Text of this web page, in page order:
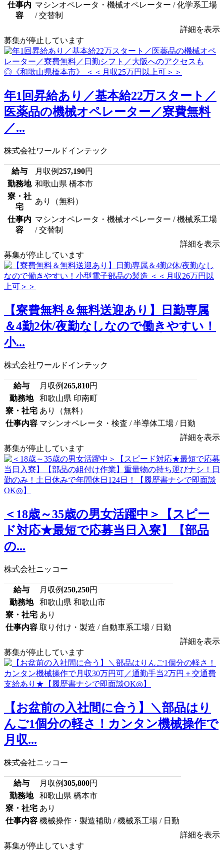
仕事内
容
マシンオペレータ・機械オペレーター / 化学系工場
/ 交替制
詳細を表示
募集が停止しています
年1回昇給あり／基本給22万スタート／
医薬品の機械オペレーター／寮費無料
／...
株式会社ワールドインテック
給与 月収例257,190円
勤務地 和歌山県 橋本市
寮・社
宅
あり（無料）
仕事内
容
マシンオペレータ・機械オペレーター / 機械系工場
/ 交替制
詳細を表示
募集が停止しています
【寮費無料＆無料送迎あり】日勤専属
＆4勤2休/夜勤なしなので働きやすい！
小...
株式会社ワールドインテック
給与 月収例265,810円
勤務地
和歌山県 印南町
寮・社宅 あり（無料）
仕事内容 マシンオペレータ・検査 / 半導体工場 / 日勤
詳細を表示
募集が停止しています
＜18歳～35歳の男女活躍中＞【スピー
ド対応★最短で応募当日入寮】【部品
の...
株式会社ニッコー
給与 月収例250,250円
勤務地
和歌山県 和歌山市
寮・社宅 あり
仕事内容 取り付け・製造 / 自動車系工場 / 日勤
詳細を表示
募集が停止しています
【お盆前の入社間に合う】＼部品はり
んご1個分の軽さ！カンタン機械操作で
月収...
株式会社ニッコー
給与 月収例305,800円
勤務地
和歌山県 橋本市
寮・社宅 あり
仕事内容 機械操作・製造補助 / 機械系工場 / 日勤
詳細を表示
募集が停止しています